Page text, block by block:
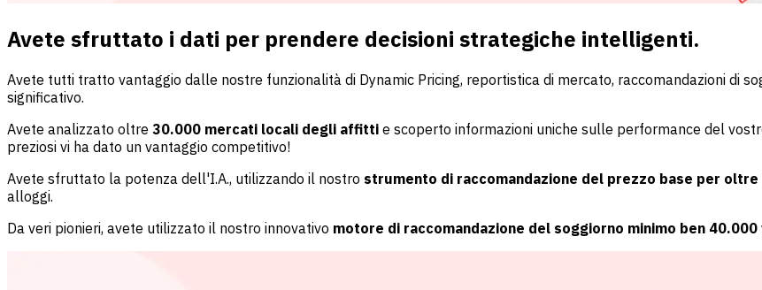
Avete sfruttato i dati per prendere decisioni strategiche intelligenti.
Avete tutti tratto vantaggio dalle nostre funzionalità di Dynamic Pricing, reportistica di mercato, raccomandazioni di
significativo.
Avete analizzato oltre 30.000 mercati locali degli affitti e scoperto informazioni uniche sulle performance del
preziosi vi ha dato un vantaggio competitivo!
Avete sfruttato la potenza dell'I.A., utilizzando il nostro strumento di raccomandazione del prezzo base per
alloggi.
Da veri pionieri, avete utilizzato il nostro innovativo motore di raccomandazione del soggiorno minimo ben